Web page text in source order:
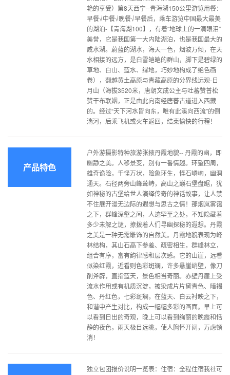
艳的享受）第8天西宁--青海湖150公里游览用餐：
早餐√中餐√晚餐√早餐后，乘车游览中国最大最美
的湖泊-【青海湖100】，有着“地球上的一滴眼泪”
美誉，它是我国第一大内陆湖泊，也是我国最大的
咸水湖。蔚蓝的湖水，海天一色，烟波万倾，在天
水相接的远方，是白雪皑皑的群山，脚下是碧绿的
草地、白山、蓝水、绿地，巧妙地构成了绝色画
卷），翻越黄土高原与青藏高原的分界线远观-日
月山（海拔3520米，唐朝文成公主与吐蕃赞普松
赞干布联姻，正是由此向南经唐蕃古道进入西藏
的。经过“天下河水皆向东，唯有此溪向西流”的倒
淌河，后乘飞机或火车返回，结束愉快的行程！
产品特色
户外游摄影特种旅游张掖丹霞地貌-- 丹霞的幽，即
幽静之美。人移景变，别有一番情趣。环望四周，
雄奇诡险，千怪万状，险象环生，怪石嶙峋，幽洞
通天。石径两旁山峰耸峙，高山之巅石堡盘踞，犹
如神秘的古堡给世人演绎传奇的神话故事，让人禁
不住展开漫无边际的遐想与思古之情！那烟岚雾霭
之下，群峰深壑之间，人迹罕至之处，不知隐藏着
多少未解之谜，撩拨着人们寻幽探秘的遐想。丹霞
之美是一种无需雕饰的自然美。丹霞地貌表现为峰
林结构，其山石高下参差、疏密相生，群峰林立，
组合有序，富有韵律感和层次感。它的山崖，远看
似染红霞，近看则色彩斑斓，许多悬崖峭壁，像刀
削斧辟，直指蓝天，景色相当奇丽。赤壁丹崖上受
流水作用或有机质沉淀，被染成片片黛青色、暗褐
色、丹红色，七彩斑斓，在蓝天、白云衬映之下，
和谐中产生对比，构成一幅幅多彩的画面。早上可
以看到日出的奇观，晚上可以看到绚丽的晚霞和恬
静的夜色，雨天极目远眺，使人胸怀开阔，万虑顿
消！
独立包团报价说明一览表：住宿：全程住宿我社可